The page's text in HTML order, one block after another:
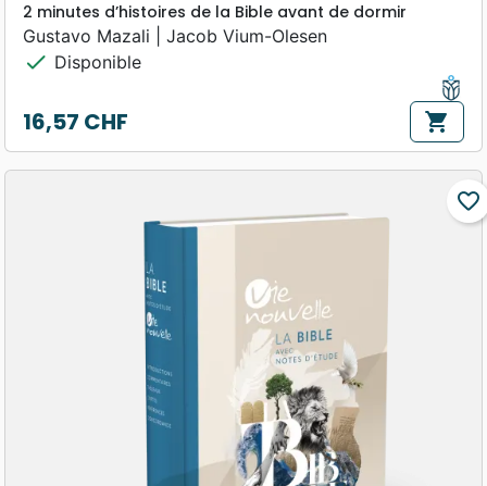
2 minutes d’histoires de la Bible avant de dormir
Gustavo Mazali | Jacob Vium-Olesen
check Disponible
Prix
16,57 CHF shopping_cart
favorite_border